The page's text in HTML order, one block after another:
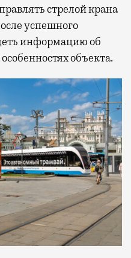
стрелой крана
успешного
информацию об
объекта.